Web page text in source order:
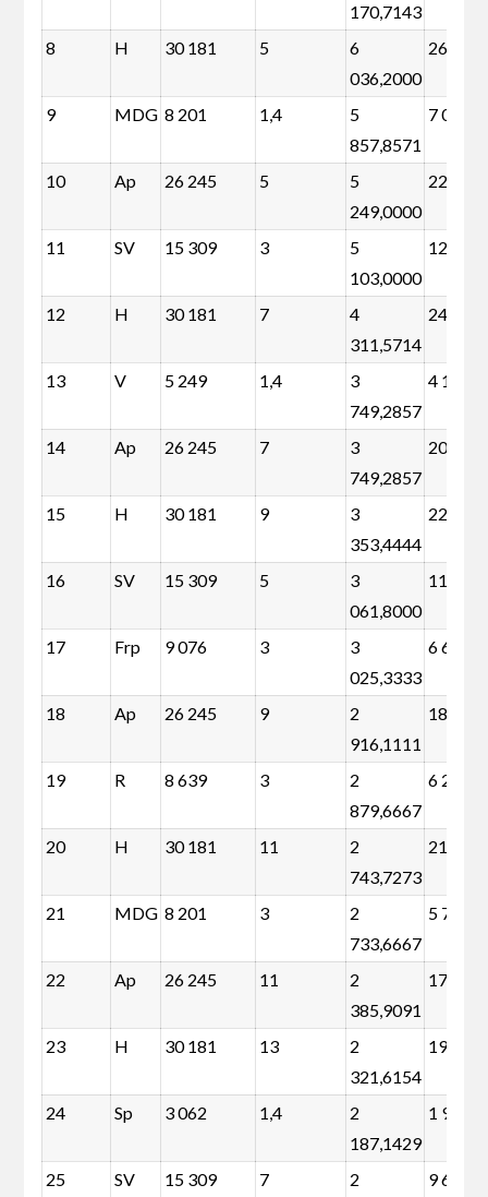
170,7143
8 H 30 181 5
6
036,2000
26 153
9 MDG 8 201 1,4
5
857,8571
7 073
10 Ap 26 245 5
5
249,0000
22 217
11 SV 15 309 3
5
103,0000
12 892
12 H 30 181 7
4
311,5714
24 541
13 V 5 249 1,4
3
749,2857
4 121
14 Ap 26 245 7
3
749,2857
20 605
15 H 30 181 9
3
353,4444
22 930
16 SV 15 309 5
3
061,8000
11 281
17 Frp 9 076 3
3
025,3333
6 659
18 Ap 26 245 9
2
916,1111
18 994
19 R 8 639 3
2
879,6667
6 222
20 H 30 181 11
2
743,7273
21 318
21 MDG 8 201 3
2
733,6667
5 784
22 Ap 26 245 11
2
385,9091
17 382
23 H 30 181 13
2
321,6154
19 707
24 Sp 3 062 1,4
2
187,1429
1 934
25 SV 15 309 7 2 9 669